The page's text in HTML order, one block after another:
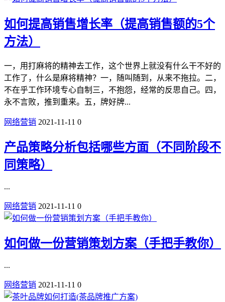
如何提高销售增长率（提高销售额的5个
方法）
一，用打麻将的精神去工作，这个世界上就没有什么干不好的
工作了，什么是麻将精神？一，随叫随到，从来不拖拉。二，
不在乎工作环境专心自制三，不抱怨，经常的反思自己。四，
永不言败，推到重来。五，牌好牌...
网络营销 2021-11-11 0
产品策略分析包括哪些方面（不同阶段不
同策略）
...
网络营销 2021-11-11 0
如何做一份营销策划方案（手把手教你）
...
网络营销 2021-11-11 0